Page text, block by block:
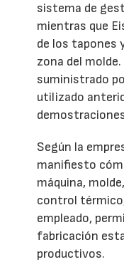
sistema de
mientras que
de los tapones
zona del
suministrado
utilizado
Según la
manifiesto
máquina,
control
empleado,
fabricación
productivos.